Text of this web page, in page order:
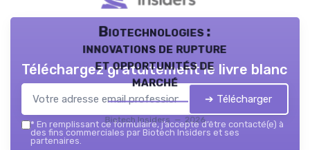
Biotechnologies :
innovations de rupture
et opportunités de
marché
Biotech Insiders — 2026
Téléchargez gratuitement le livre blanc
➔ Télécharger
* En remplissant ce formulaire, j’accepte d’être contacté(e) à
des fins commerciales par Biotech Insiders et ses
partenaires.